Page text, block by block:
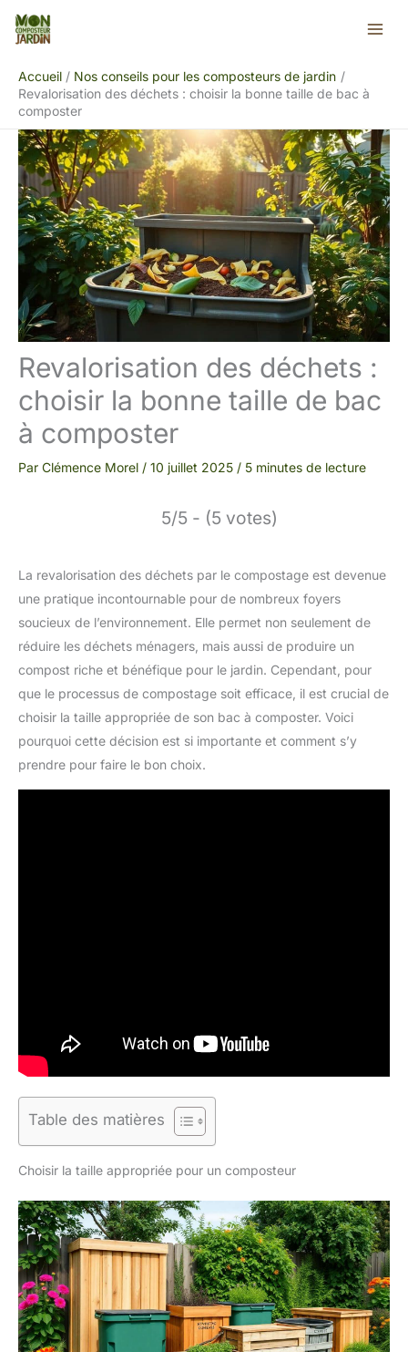
Aller
Accueil
Nos conseils pour les composteurs de jardin
Revalorisation des déchets : choisir la bonne taille de bac à
composter
Revalorisation des déchets :
choisir la bonne taille de bac
à composter
Par Clémence Morel / 10 juillet 2025 / 5 minutes de lecture
5/5 - (5 votes)
La revalorisation des déchets par le compostage est devenue
une pratique incontournable pour de nombreux foyers
soucieux de l’environnement. Elle permet non seulement de
réduire les déchets ménagers, mais aussi de produire un
compost riche et bénéfique pour le jardin. Cependant, pour
que le processus de compostage soit efficace, il est crucial de
choisir la taille appropriée de son bac à composter. Voici
pourquoi cette décision est si importante et comment s’y
prendre pour faire le bon choix.
Table des matières
Choisir la taille appropriée pour un composteur
Rechercher